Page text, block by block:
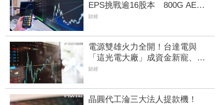
EPS挑戰逾16股本 800G AEC
訂單回補、併購效益逐步發酵
財經
電源雙雄火力全開！台達電與
「這光電大廠」成資金新寵、
EPS衝上3.07元 營運續衝高
財經
晶圓代工淪三大法人提款機！